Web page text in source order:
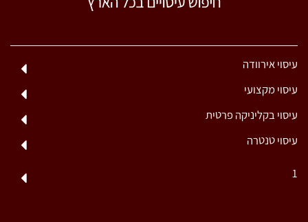
עיסוי אירוודה
עיסוי מקצועי
עיסוי בקליניקה פרטית
עיסוי טנטרה
1